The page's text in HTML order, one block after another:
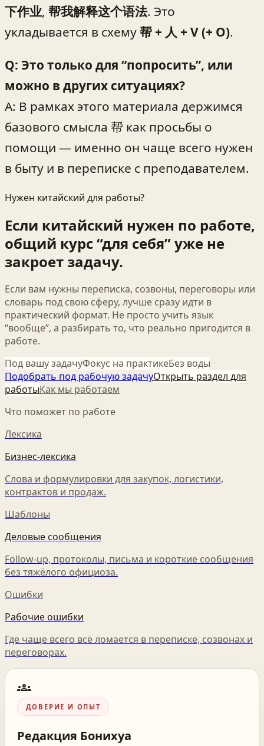
下作业, 帮我解释这个语法. Это
укладывается в схему帮 + 人 + V (+ O).
Q: Это только для “попросить”, или
можно в других ситуациях?
A: В рамках этого материала держимся
базового смысла 帮 как просьбы о
помощи — именно он чаще всего нужен
в быту и в переписке с преподавателем.
Нужен китайский для работы?
Если китайский нужен по работе,
общий курс “для себя” уже не
закроет задачу.
Если вам нужны переписка, созвоны, переговоры или
словарь под свою сферу, лучше сразу идти в
практический формат. Не просто учить язык
“вообще”, а разбирать то, что реально пригодится в
работе.
Под вашу задачуФокус на практикеБез воды
Подобрать под рабочую задачуОткрыть раздел для
работыКак мы работаем
Что поможет по работе
Лексика
Бизнес-лексика
Слова и формулировки для закупок, логистики,
контрактов и продаж.
Шаблоны
Деловые сообщения
Follow-up, протоколы, письма и короткие сообщения
без тяжёлого официоза.
Ошибки
Рабочие ошибки
Где чаще всего всё ломается в переписке, созвонах и
переговорах.
groups
ДОВЕРИЕ И ОПЫТ
Редакция Бонихуа